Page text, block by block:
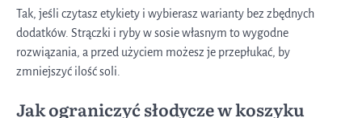
Tak, jeśli czytasz etykiety i wybierasz warianty bez zbędnych
dodatków. Strączki i ryby w sosie własnym to wygodne
rozwiązania, a przed użyciem możesz je przepłukać, by
zmniejszyć ilość soli.
Jak ograniczyć słodycze w koszyku